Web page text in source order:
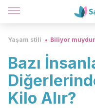
Yaşam stili Biliyor
Bazı
Kilo Alır?